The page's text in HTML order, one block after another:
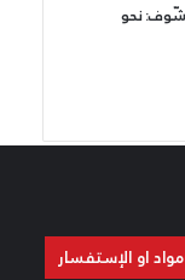
نحو
او الإستفسار